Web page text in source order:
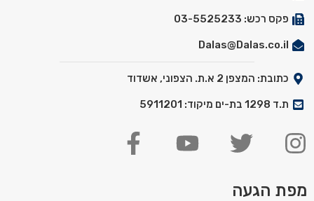
פקס רכש: 03-5525233
Dalas@Dalas.co.il
כתובת: המצפן 2 א.ת. הצפוני, אשדוד
ת.ד 1298 בת-ים מיקוד: 5911201
מפת הגעה